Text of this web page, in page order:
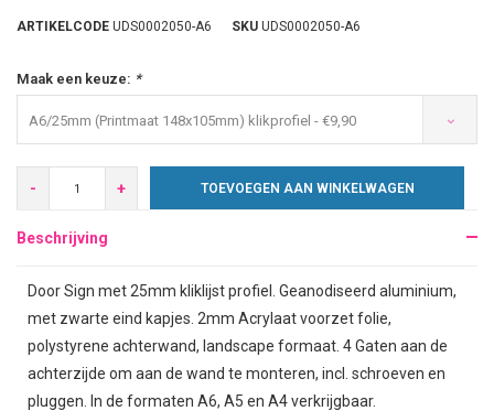
ARTIKELCODE UDS0002050-A6 SKU UDS0002050-A6
Maak een keuze: *
A6/25mm (Printmaat 148x105mm) klikprofiel - €9,90
- + TOEVOEGEN AAN WINKELWAGEN
Beschrijving
Door Sign met 25mm kliklijst profiel. Geanodiseerd aluminium,
met zwarte eind kapjes. 2mm Acrylaat voorzet folie,
polystyrene achterwand, landscape formaat. 4 Gaten aan de
achterzijde om aan de wand te monteren, incl. schroeven en
pluggen. In de formaten A6, A5 en A4 verkrijgbaar.